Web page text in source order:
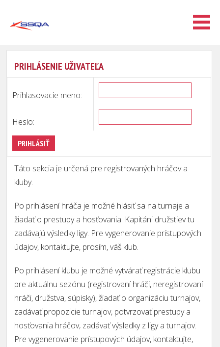
PRIHLÁSENIE UŽIVATEĽA
Prihlasovacie meno:
Heslo:
Táto sekcia je určená pre registrovaných hráčov a
kluby.
Po prihlásení hráča je možné hlásiť sa na turnaje a
žiadať o prestupy a hosťovania. Kapitáni družstiev tu
zadávajú výsledky ligy. Pre vygenerovanie prístupových
údajov, kontaktujte, prosím, váš klub.
Po prihlásení klubu je možné vytvárať registrácie klubu
pre aktuálnu sezónu (registrovaní hráči, neregistrovaní
hráči, družstva, súpisky), žiadať o organizáciu turnajov,
zadávať propozicie turnajov, potvrzovať prestupy a
hosťovania hráčov, zadávať výsledky z ligy a turnajov.
Pre vygenerovanie prístupových údajov, kontaktujte,